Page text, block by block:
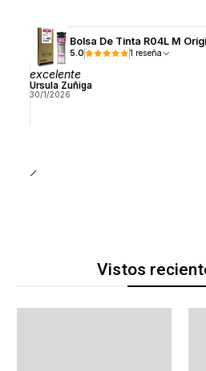
Bolsa De Tinta R04L M
5.0 1 reseña
excelente
Ursula Zuñiga
30/1/2026
Vistos